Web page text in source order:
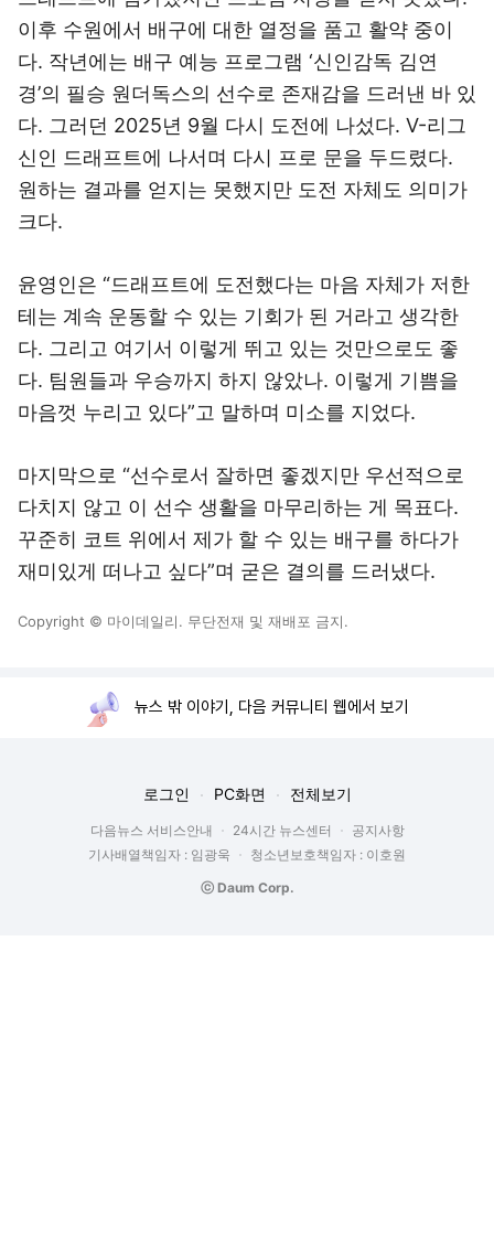
이후 수원에서 배구에 대한 열정을 품고 활약 중이
다. 작년에는 배구 예능 프로그램 ‘신인감독 김연
경’의 필승 원더독스의 선수로 존재감을 드러낸 바 있
다. 그러던 2025년 9월 다시 도전에 나섰다. V-리그
신인 드래프트에 나서며 다시 프로 문을 두드렸다.
원하는 결과를 얻지는 못했지만 도전 자체도 의미가
크다.
윤영인은 “드래프트에 도전했다는 마음 자체가 저한
테는 계속 운동할 수 있는 기회가 된 거라고 생각한
다. 그리고 여기서 이렇게 뛰고 있는 것만으로도 좋
다. 팀원들과 우승까지 하지 않았나. 이렇게 기쁨을
마음껏 누리고 있다”고 말하며 미소를 지었다.
마지막으로 “선수로서 잘하면 좋겠지만 우선적으로
다치지 않고 이 선수 생활을 마무리하는 게 목표다.
꾸준히 코트 위에서 제가 할 수 있는 배구를 하다가
재미있게 떠나고 싶다”며 굳은 결의를 드러냈다.
Copyright © 마이데일리. 무단전재 및 재배포 금지.
뉴스 밖 이야기, 다음 커뮤니티 웹에서 보기
로그인 PC화면 전체보기
다음뉴스 서비스안내 24시간 뉴스센터
공지사항
기사배열책임자 : 임광욱
청소년보호책임자 : 이호원
ⓒ Daum Corp.